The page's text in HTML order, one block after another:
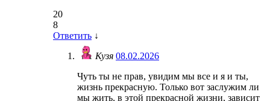
20
8
Ответить ↓
Кузя 08.02.2026
Чуть ты не прав, увидим мы все и я и ты,
жизнь прекрасную. Только вот заслужим ли
мы жить, в этой прекрасной жизни, зависит